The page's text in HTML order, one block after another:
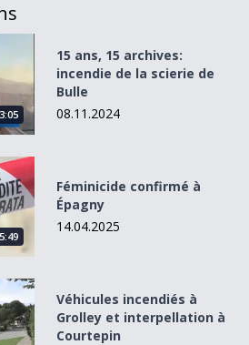
de la scierie de Bulle
15 ans, 15 archives:
incendie de la scierie de
Bulle
08.11.2024
Féminicide confirmé à
Épagny
14.04.2025
et interpellation à Courtepin
Véhicules incendiés à
Grolley et interpellation à
Courtepin